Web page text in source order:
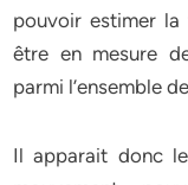
pouvoir estimer la
être en mesure
parmi l’ensemble
Il apparait donc